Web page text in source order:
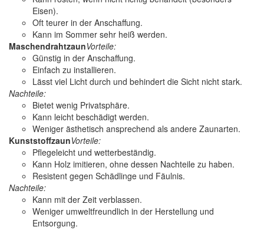
Eisen).
Oft teurer in der Anschaffung.
Kann im Sommer sehr heiß werden.
MaschendrahtzaunVorteile:
Günstig in der Anschaffung.
Einfach zu installieren.
Lässt viel Licht durch und behindert die Sicht nicht stark.
Nachteile:
Bietet wenig Privatsphäre.
Kann leicht beschädigt werden.
Weniger ästhetisch ansprechend als andere Zaunarten.
KunststoffzaunVorteile:
Pflegeleicht und wetterbeständig.
Kann Holz imitieren, ohne dessen Nachteile zu haben.
Resistent gegen Schädlinge und Fäulnis.
Nachteile:
Kann mit der Zeit verblassen.
Weniger umweltfreundlich in der Herstellung und
Entsorgung.